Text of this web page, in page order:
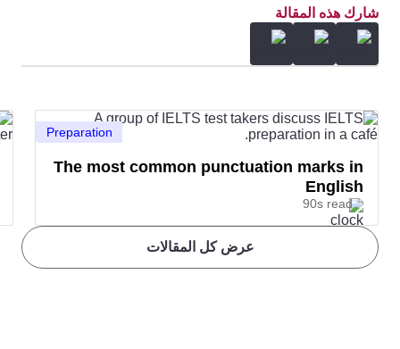
شارك هذه المقالة
عرض كل المقالات
Preparation
The most common punctuation marks in
English
90s read